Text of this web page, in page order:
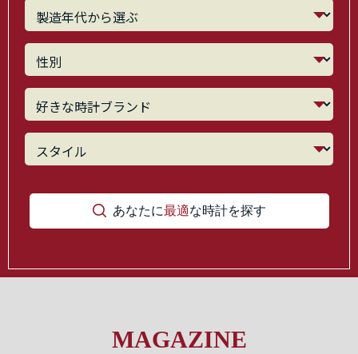
あなたに最適な時計を探す
MAGAZINE